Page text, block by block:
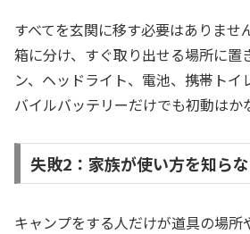
すべてを玄関に移す必要はありませ
箱に分け、すぐ取り出せる場所に置
ン、ヘッドライト、電池、携帯トイ
バイルバッテリーだけでも初動はか
失敗2：家族が使い方を知ら
キャンプをする人だけが道具の場所